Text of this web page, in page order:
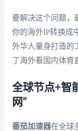
要解决这个问题，
你的海外IP转换成
外华人量身打造的
了海外看国内体育
全球节点+智
网”
番茄加速器在全球